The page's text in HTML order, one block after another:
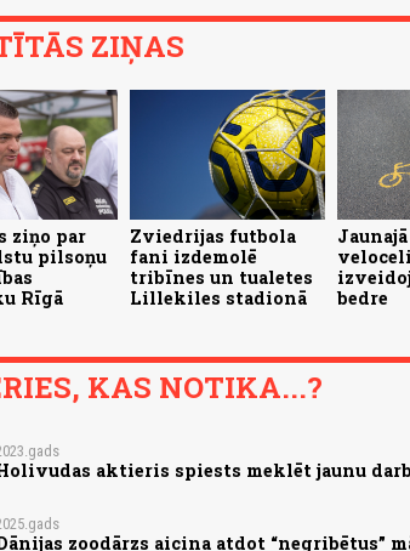
ZIŅAS
ziņo par
pilsoņu
Rīgā
Zviedrijas futbola
fani izdemolē
tribīnes un tualetes
Lillekiles stadionā
bedre
KAS NOTIKA...?
aktieris spiests meklēt jaunu
zoodārzs aicina atdot “negribētus”